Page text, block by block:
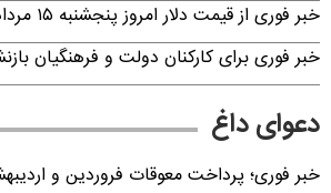
خبر فوری از قیمت دلار امروز پنجشنبه ۱۵ مرداد ۱۴۰۵ | افت دلار آزاد، رشد حواله
خبر فوری برای کارکنان دولت و فرهنگیان
دعوای داغ
خبر فوری؛ پرداخت معوقات فروردین و